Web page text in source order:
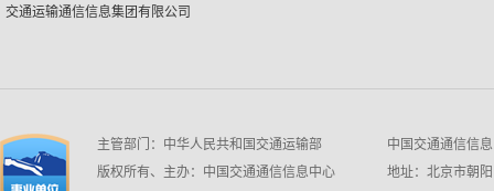
交通运输通信信息集团有限公司
主管部门：中华人民共和国交通运输部
版权所有、主办：中国交通通信信息中心
中国交通通信信
地址：北京市朝